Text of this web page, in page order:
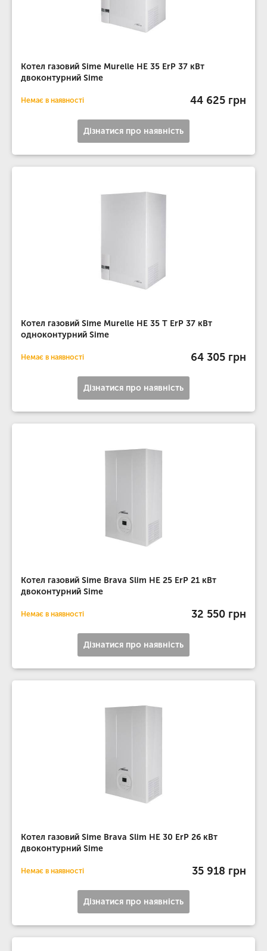
Котел газовий Sime Murelle HE 35 ErP 37 кВт
двоконтурний Sime
Немає в наявності 44 625 грн
Дізнатися про наявність
Котел газовий Sime Murelle HE 35 T ErP 37 кВт
одноконтурний Sime
Немає в наявності 64 305 грн
Дізнатися про наявність
Котел газовий Sime Brava Slim HE 25 ErP 21 кВт
двоконтурний Sime
Немає в наявності 32 550 грн
Дізнатися про наявність
Котел газовий Sime Brava Slim HE 30 ErP 26 кВт
двоконтурний Sime
Немає в наявності 35 918 грн
Дізнатися про наявність